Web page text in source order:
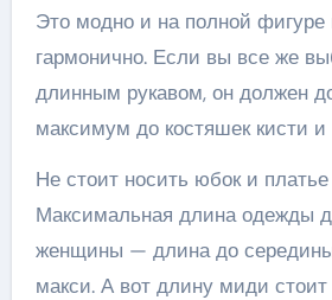
Это модно и на полной фигуре
гармонично. Если вы все же
длинным рукавом, он должен
максимум до костяшек кисти и
Не стоит носить юбок и
Максимальная длина одежды
женщины — длина до
макси. А вот длину миди стоит